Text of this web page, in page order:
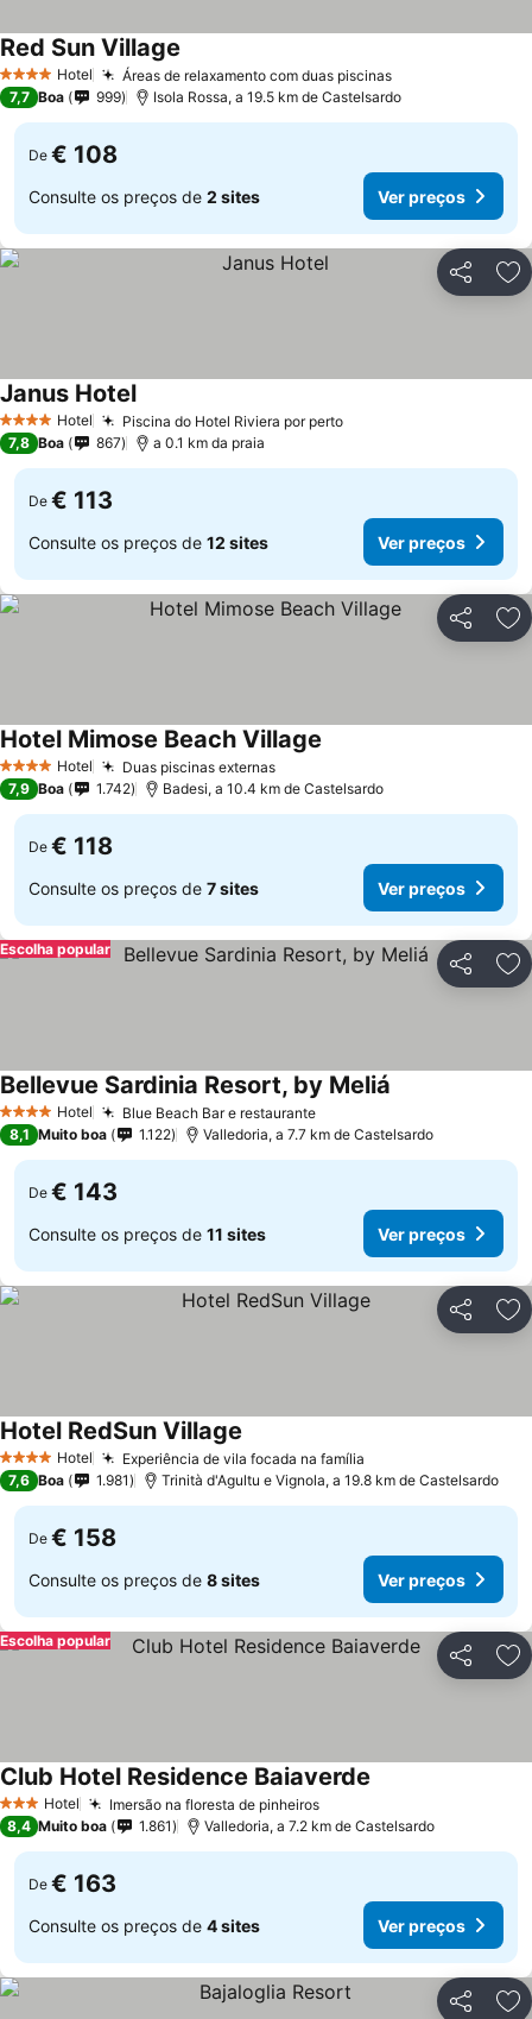
4 EstrelasHotel Áreas de relaxamento com duas piscinasVer preços
Red Sun Village
7,7 Boa 999 Isola Rossa, a 19.5 km de Castelsardo
De € 108
Consulte os preços de 2 sites Ver preços
Partilhar
4 EstrelasHotel Piscina do Hotel Riviera por pertoVer preços
Janus HotelVer preços
7,8 Boa 867 a 0.1 km da praia
De € 113
Consulte os preços de 12 sites Ver preços
Partilhar
4 EstrelasHotel Duas piscinas externasVer preços
Hotel Mimose Beach Village
7,9 Boa 1.742 Badesi, a 10.4 km de Castelsardo
De € 118
Consulte os preços de 7 sites Ver preços
Partilhar
Escolha popular
4 EstrelasHotel Blue Beach Bar e restauranteVer preços
Bellevue Sardinia Resort, by Meliá
8,1 Muito boa 1.122 Valledoria, a 7.7 km de Castelsardo
De € 143
Consulte os preços de 11 sites Ver preços
Partilhar
4 EstrelasHotel Experiência de vila focada na família
Hotel RedSun Village
7,6 Boa 1.981 Trinità d'Agultu e Vignola, a 19.8 km de Castelsardo
De € 158
Consulte os preços de 8 sites Ver preços
Partilhar
Escolha popular
3 EstrelasHotel Imersão na floresta de pinheirosVer preços
Club Hotel Residence Baiaverde
8,4 Muito boa 1.861 Valledoria, a 7.2 km de Castelsardo
De € 163
Consulte os preços de 4 sites Ver preços
Partilhar